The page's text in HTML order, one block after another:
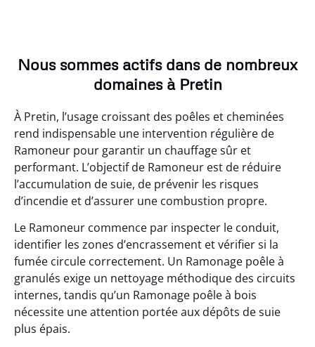
Nous sommes actifs dans de nombreux
domaines à Pretin
À Pretin, l’usage croissant des poêles et cheminées
rend indispensable une intervention régulière de
Ramoneur pour garantir un chauffage sûr et
performant. L’objectif de Ramoneur est de réduire
l’accumulation de suie, de prévenir les risques
d’incendie et d’assurer une combustion propre.
Le Ramoneur commence par inspecter le conduit,
identifier les zones d’encrassement et vérifier si la
fumée circule correctement. Un Ramonage poêle à
granulés exige un nettoyage méthodique des circuits
internes, tandis qu’un Ramonage poêle à bois
nécessite une attention portée aux dépôts de suie
plus épais.